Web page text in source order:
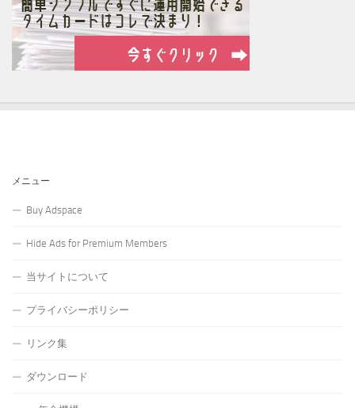
メニュー
Buy Adspace
Hide Ads for Premium Members
当サイトについて
プライバシーポリシー
リンク集
ダウンロード